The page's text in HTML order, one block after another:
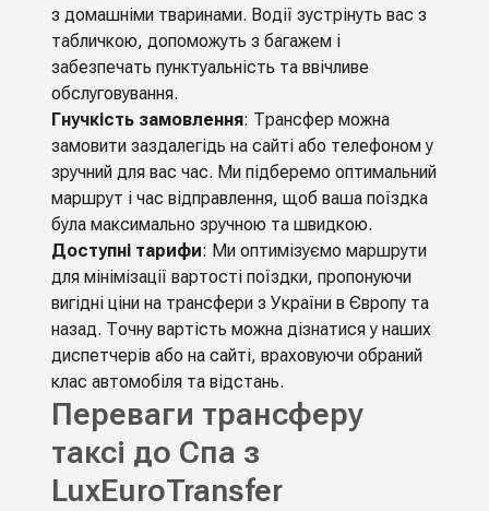
з домашніми тваринами. Водії зустрінуть вас з
табличкою, допоможуть з багажем і
забезпечать пунктуальність та ввічливе
обслуговування.
Гнучкість замовлення: Трансфер можна
замовити заздалегідь на сайті або телефоном у
зручний для вас час. Ми підберемо оптимальний
маршрут і час відправлення, щоб ваша поїздка
була максимально зручною та швидкою.
Доступні тарифи: Ми оптимізуємо маршрути
для мінімізації вартості поїздки, пропонуючи
вигідні ціни на трансфери з України в Європу та
назад. Точну вартість можна дізнатися у наших
диспетчерів або на сайті, враховуючи обраний
клас автомобіля та відстань.
Переваги трансферу
таксі до Спа з
LuxEuroTransfer